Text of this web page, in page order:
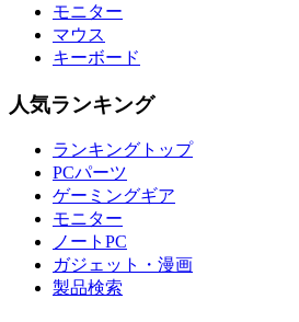
モニター
マウス
キーボード
人気ランキング
ランキングトップ
PCパーツ
ゲーミングギア
モニター
ノートPC
ガジェット・漫画
製品検索